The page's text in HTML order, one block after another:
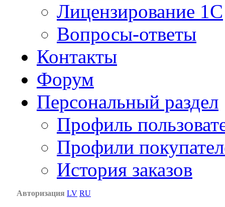
Лицензирование 1С
Вопросы-ответы
Контакты
Форум
Персональный раздел
Профиль
Профили
История заказов
Авторизация LV RU